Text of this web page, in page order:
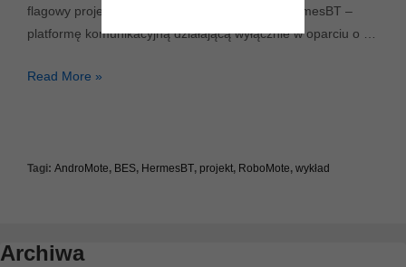
flagowy projekt HERMES przekształcił się w HermesBT –
platformę komunikacyjną działającą wyłącznie w oparciu o …
Nowy
Read More »
Tagi: AndroMote, BES, HermesBT, projekt, RoboMote, wykład
Archiwa